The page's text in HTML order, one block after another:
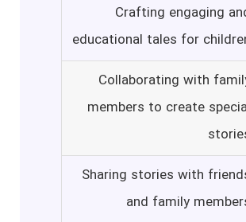
Crafting engaging
educational tales for
Collaborating with
members to create
Sharing stories with
and family